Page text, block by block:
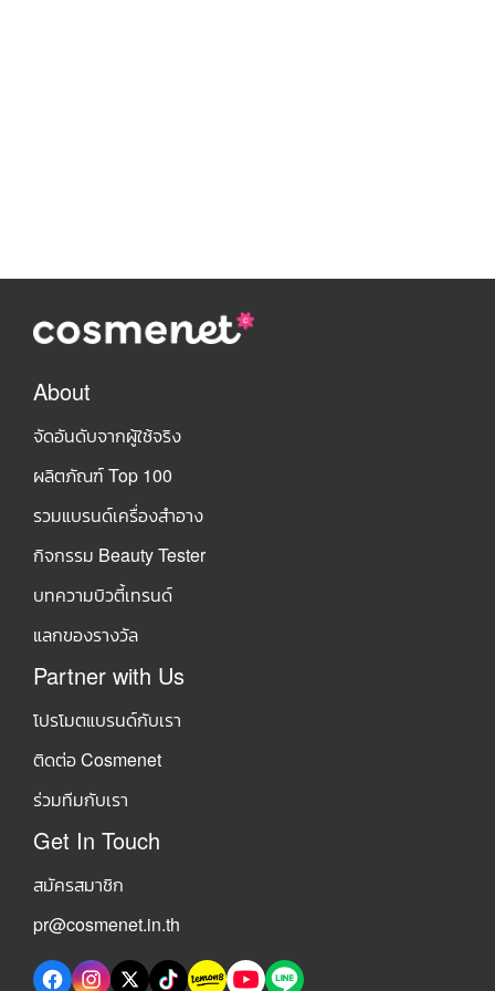
About
จัดอันดับจากผู้ใช้จริง
ผลิตภัณฑ์ Top 100
รวมแบรนด์เครื่องสำอาง
กิจกรรม Beauty Tester
บทความบิวตี้เทรนด์
แลกของรางวัล
Partner with Us
โปรโมตแบรนด์กับเรา
ติดต่อ Cosmenet
ร่วมทีมกับเรา
Get In Touch
สมัครสมาชิก
pr@cosmenet.in.th